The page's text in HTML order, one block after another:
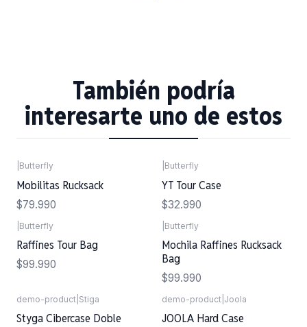
También podría
interesarte uno de estos
Butterfly
Mobilitas Rucksack
$79.990
Butterfly
YT Tour Case
$32.990
Butterfly
Raffines Tour Bag
$99.990
Butterfly
Mochila Raffines Rucksack
Bag
$99.990
demo-product Stiga
Styga Cibercase Doble
demo-product Joola
JOOLA Hard Case